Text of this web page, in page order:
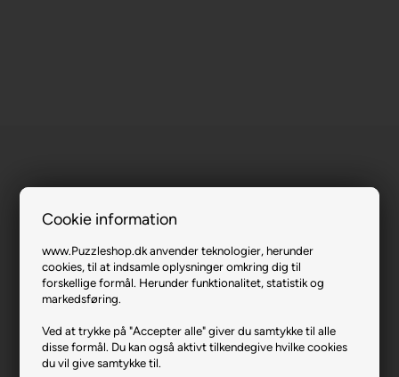
Cookie information
www.Puzzleshop.dk anvender teknologier, herunder
cookies, til at indsamle oplysninger omkring dig til
forskellige formål. Herunder funktionalitet, statistik og
markedsføring.
Ved at trykke på "Accepter alle" giver du samtykke til alle
disse formål. Du kan også aktivt tilkendegive hvilke cookies
du vil give samtykke til.
Secret Puzzle - Deepdive.
Varenr.: 1225-12103
Antal brikker
1000